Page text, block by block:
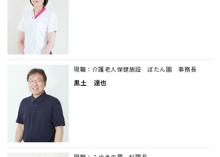
現職：介護老人保健施設 ぼたん園 事務長
黒土 達也